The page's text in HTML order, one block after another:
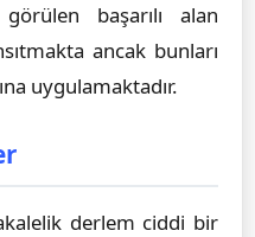
başarılı alan
ancak bunları
uygulamaktadır.
derlem ciddi bir